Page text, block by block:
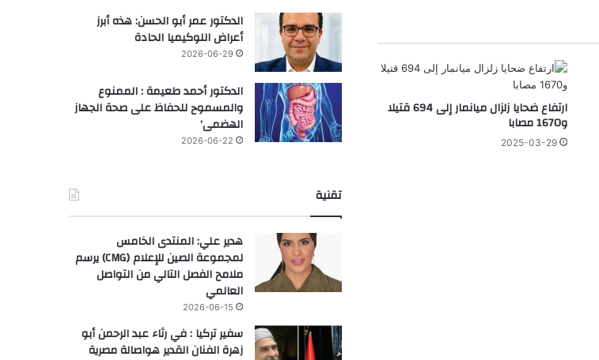
ارتفاع ضحايا زلزال ميانمار إلى 694 قتيلا
و1670 مصابا
2025-03-29
الدكتور عمر أبو الحسن: هذه أبرز
أعراض اللوكيميا الحادة
2026-06-29
الدكتور أحمد طعيمة : الممنوع
والمسموح للحفاظ على صحة الجهاز
الهضمى’
2026-06-22
تقنية
هدير علي: المنتدى الخامس
لمجموعة الصين للإعلام (CMG) يرسم
ملامح الفصل التالي من التواصل
العالمي
2026-06-15
سفير تركيا : في رثاء عبد الرحمن أبو
زهرة الفنان القدير هواصالة مصرية